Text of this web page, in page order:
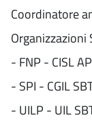
Coordinatore
Organizzazioni
- FNP - CISL AP
- SPI - CGIL
- UILP - UIL